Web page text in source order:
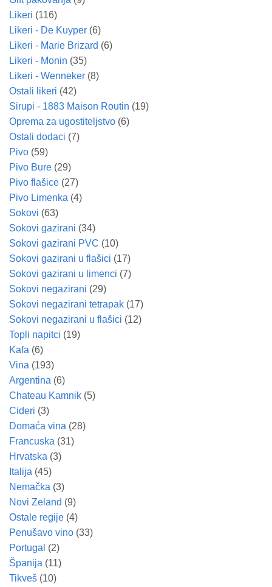
Likeri (116)
Likeri - De Kuyper (6)
Likeri - Marie Brizard (6)
Likeri - Monin (35)
Likeri - Wenneker (8)
Ostali likeri (42)
Sirupi - 1883 Maison Routin (19)
Oprema za ugostiteljstvo (6)
Ostali dodaci (7)
Pivo (59)
Pivo Bure (29)
Pivo flašice (27)
Pivo Limenka (4)
Sokovi (63)
Sokovi gazirani (34)
Sokovi gazirani PVC (10)
Sokovi gazirani u flašici (17)
Sokovi gazirani u limenci (7)
Sokovi negazirani (29)
Sokovi negazirani tetrapak (17)
Sokovi negazirani u flašici (12)
Topli napitci (19)
Kafa (6)
Vina (193)
Argentina (6)
Chateau Kamnik (5)
Cideri (3)
Domaća vina (28)
Francuska (31)
Hrvatska (3)
Italija (45)
Nemačka (3)
Novi Zeland (9)
Ostale regije (4)
Penušavo vino (33)
Portugal (2)
Španija (11)
Tikveš (10)